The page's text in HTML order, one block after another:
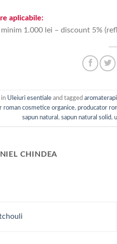
aplicabile:
1.000 lei – discount 5%
in Uleiuri esentiale and tagged
roman cosmetice organice, producator
sapun natural , sapun natural solid,
CHINDEA